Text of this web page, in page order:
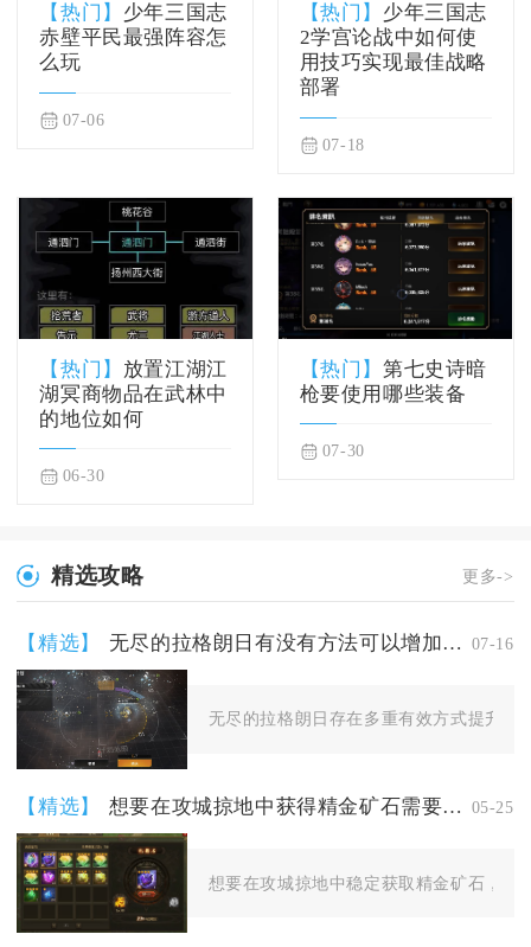
【热门】 少年三国志
赤壁平民最强阵容怎
么玩
07-06
【热门】 少年三国志
2学宫论战中如何使
用技巧实现最佳战略
部署
07-18
【热门】 放置江湖江
湖冥商物品在武林中
的地位如何
06-30
【热门】第七史诗暗
枪要使用哪些装备
07-30
精选攻略 更多->
【精选】 无尽的拉格朗日有没有方法可以增加拉格朗日的航行距离 07-16
无尽的拉格朗日存在多重有效方式提升舰
【精选】 想要在攻城掠地中获得精金矿石需要注意哪些 05-25
想要在攻城掠地中稳定获取精金矿石，核